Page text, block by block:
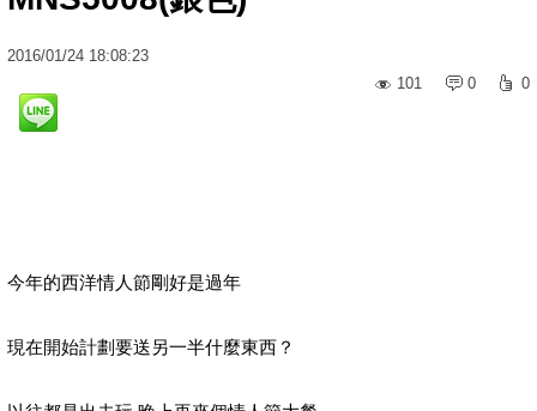
2016/01/24 18:08:23
101
0 0
今年的西洋情人節剛好是過年
現在開始計劃要送另一半什麼東西？